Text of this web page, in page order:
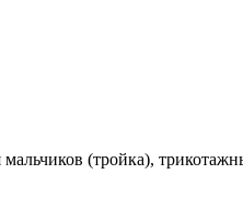
(тройка),